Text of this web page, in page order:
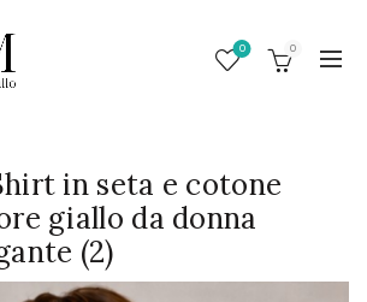
0 0
in seta e cotone
giallo da donna
(2)